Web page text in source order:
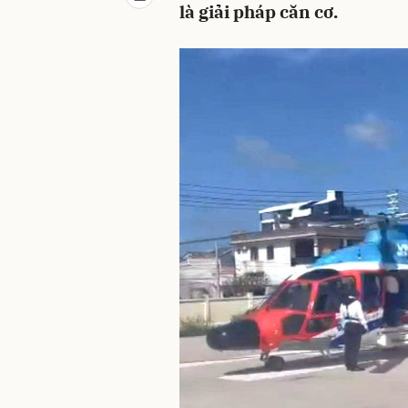
là giải pháp căn cơ.